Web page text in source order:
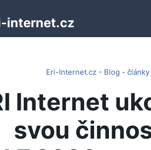
internet.cz
Eri-Internet.cz - Blog - články
Internet
svou